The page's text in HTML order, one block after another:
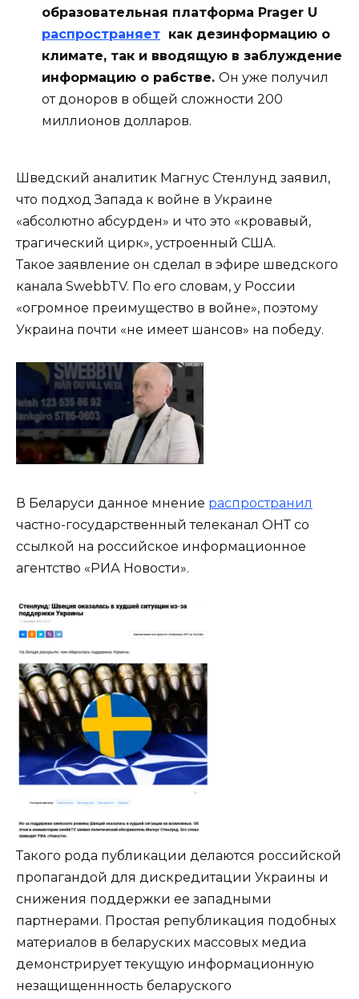
образовательная платформа Prager U
распространяет как дезинформацию о
климате, так и вводящую в заблуждение
информацию о рабстве. Он уже получил
от доноров в общей сложности 200
миллионов долларов.
Шведский аналитик Магнус Стенлунд заявил,
что подход Запада к войне в Украине
«абсолютно абсурден» и что это «кровавый,
трагический цирк», устроенный США.
Такое заявление он сделал в эфире шведского
канала SwebbTV. По его словам, у России
«огромное преимущество в войне», поэтому
Украина почти «не имеет шансов» на победу.
В Беларуси данное мнение распространил
частно-государственный телеканал ОНТ cо
ссылкой на российское информационное
агентство «РИА Новости».
Такого рода публикации делаются российской
пропагандой для дискредитации Украины и
снижения поддержки ее западными
партнерами. Простая републикация подобных
материалов в беларуских массовых медиа
демонстрирует текущую информационную
незащищеннность беларуского